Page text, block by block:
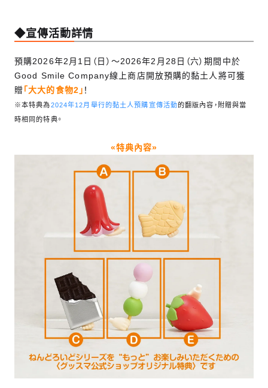
◆宣傳活動詳情
預購2026年2月1日（日）～2026年2月28日（六）期間中於
Good Smile Company線上商店開放預購的黏土人將可獲
贈 「大大的食物2」 ！
※本特典為2024年12月舉行的黏土人預購宣傳活動的翻版內容，附贈與當
時相同的特典。
«特典內容»